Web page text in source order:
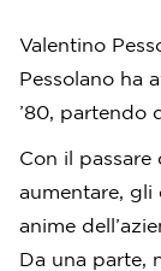
Valentino
Pessolano ha
’80, partendo
Con il
aumentare, gli
anime
Da una parte,